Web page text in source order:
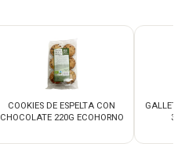
COOKIES DE ESPELTA CON
CHOCOLATE 220G ECOHORNO